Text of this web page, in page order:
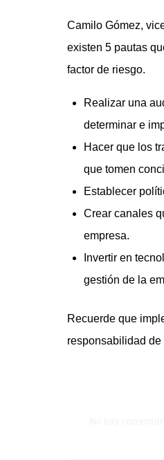
Camilo Gómez,
existen 5 pautas
factor de riesgo.
Realizar una
determinar e
Hacer que los
que tomen
Establecer
Crear canales
empresa.
Invertir en
gestión de la
Recuerde que
responsabilidad